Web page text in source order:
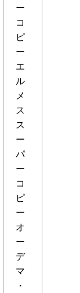
ー
コ
ピ
ー
エ
ル
メ
ス
ス
ー
パ
ー
コ
ピ
ー
オ
ー
デ
マ
・